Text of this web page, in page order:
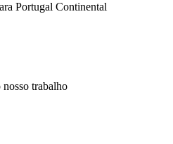
Portugal Continental
nosso trabalho